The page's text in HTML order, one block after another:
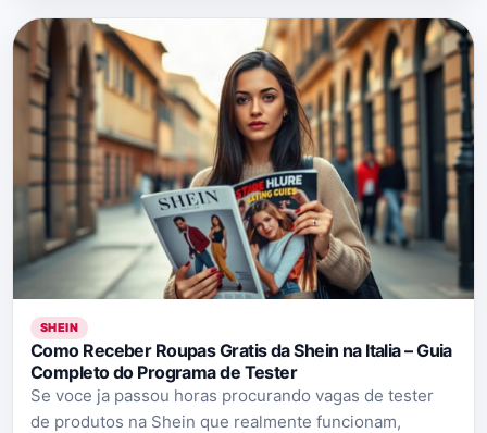
SHEIN
Como Receber Roupas Gratis da Shein na Italia – Guia
Completo do Programa de Tester
Se voce ja passou horas procurando vagas de tester
de produtos na Shein que realmente funcionam,